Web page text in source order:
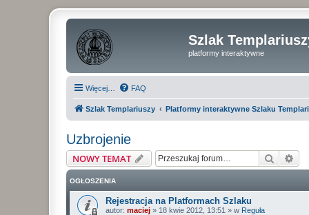
Szlak
platformy interaktywne
Więcej… FAQ
Szlak Templariuszy Platformy interaktywne Szlaku
Uzbrojenie
NOWY TEMAT Szukaj
OGŁOSZENIA
Rejestracja na Platformach Szlaku
autor: maciej » 18 kwie 2012, 13:51 » w Reguła